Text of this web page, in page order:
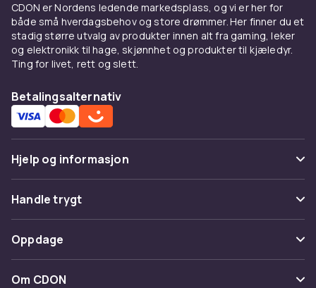
CDON er Nordens ledende markedsplass, og vi er her for
både små hverdagsbehov og store drømmer. Her finner du et
stadig større utvalg av produkter innen alt fra gaming, leker
og elektronikk til hage, skjønnhet og produkter til kjæledyr.
Ting for livet, rett og slett.
Betalingsalternativ
Hjelp og informasjon
Vanlige spørsmål
Spor pakke
Angre & returner her
Kontakt oss
Handle trygt
Betaling
Levering
Oppdage
Kategorier
Om CDON